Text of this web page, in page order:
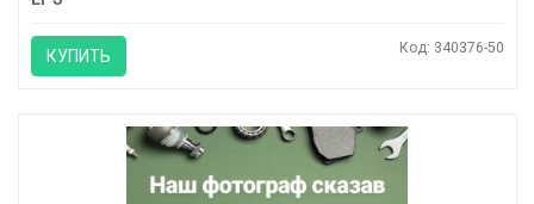
КУПИТЬ Код: 340376-50